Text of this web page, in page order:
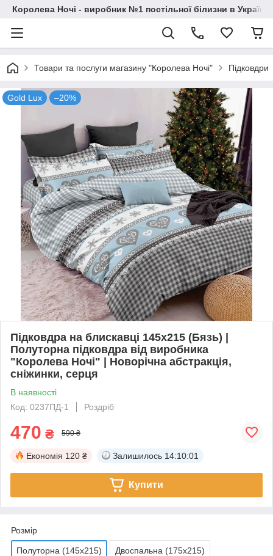
Королева Ночі - виробник №1 постільної білизни в Україні
Товари та послуги магазину "Королева Ночі" Підковдри
Gold Lux –20%
Підковдра на блискавці 145х215 (Бязь) |
Полуторна підковдра від виробника
"Королева Ночі" | Новорічна абстракція,
сніжинки, серця
В наявності
Код: 0237ПД-1
Роздріб
470 ₴ 590 ₴
Економія 120 ₴ Залишилось 14:10:00
Купити
Розмір
Полуторна (145х215) Двоспальна (175х215)